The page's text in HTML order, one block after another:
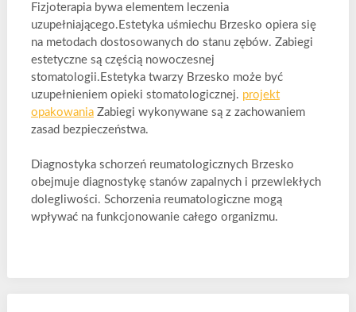
Fizjoterapia bywa elementem leczenia
uzupełniającego.Estetyka uśmiechu Brzesko opiera się
na metodach dostosowanych do stanu zębów. Zabiegi
estetyczne są częścią nowoczesnej
stomatologii.Estetyka twarzy Brzesko może być
uzupełnieniem opieki stomatologicznej. projekt
opakowaniaZabiegi wykonywane są z zachowaniem
zasad bezpieczeństwa.
Diagnostyka schorzeń reumatologicznych Brzesko
obejmuje diagnostykę stanów zapalnych i przewlekłych
dolegliwości. Schorzenia reumatologiczne mogą
wpływać na funkcjonowanie całego organizmu.